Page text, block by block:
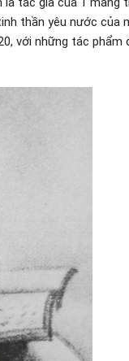
thần yêu nước của
với những tác